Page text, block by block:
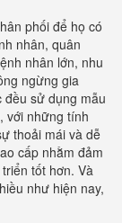
phối để họ có
nhân, quân
nhân lớn, nhu
ngừng gia
đều sử dụng mẫu
với những tính
thoải mái và dễ
cấp nhằm đảm
tốt hơn. Và
như hiện nay,